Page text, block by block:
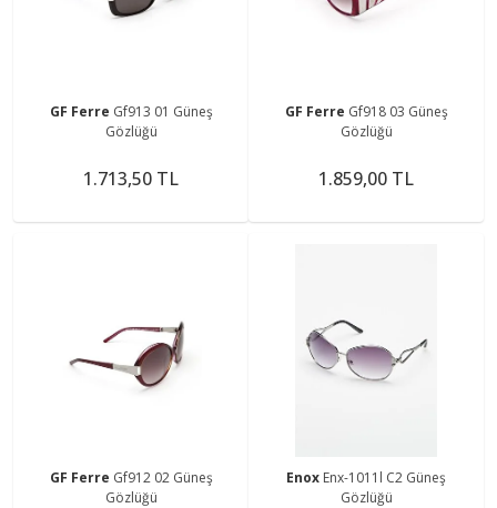
GF Ferre Gf913 01 Güneş
Gözlüğü
1.713,50 TL
GF Ferre Gf918 03 Güneş
Gözlüğü
1.859,00 TL
GF Ferre Gf912 02 Güneş
Gözlüğü
Enox Enx-1011l C2 Güneş
Gözlüğü